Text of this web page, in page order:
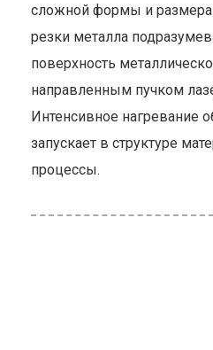
сложной формы и
резки металла
поверхность
направленным пучком
Интенсивное нагревание
запускает в структуре
процессы.